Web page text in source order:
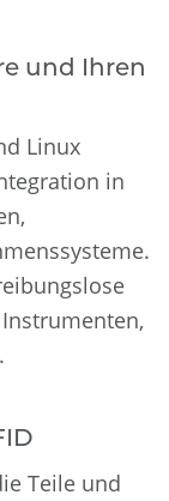
und Ihren
Linux
in
Teile und